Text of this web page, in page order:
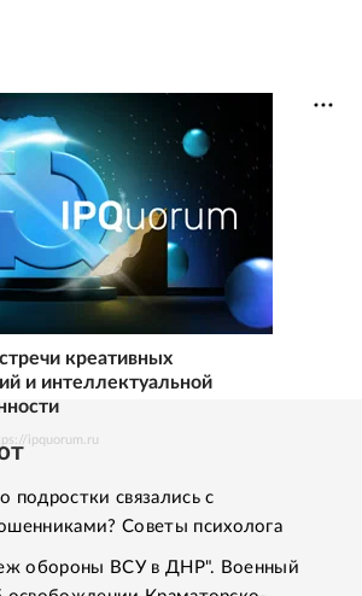
креативных
и интеллектуальной
ipquorum.ru
подростки связались с
Советы психолога
обороны ВСУ в ДНР". Военный